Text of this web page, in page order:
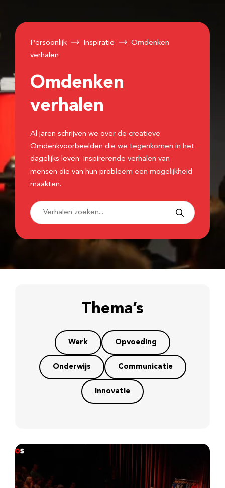
Persoonlijk Inspiratie
Omdenken
verhalen
Omdenken
verhalen
Al jaren schrijven we over de creatieve
Omdenkvoorbeelden die we tegenkomen in het
dagelijks leven. Inspirerende verhalen van
mensen die van hun probleem een mogelijkheid
maakten.
Thema’s
Werk Opvoeding
Onderwijs Communicatie
Innovatie